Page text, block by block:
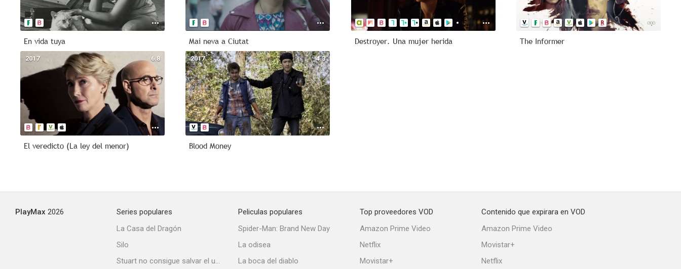
En vida tuya Mai neva a Ciutat Destroyer. Una mujer herida The Informer
6.8
2017
El veredicto (La ley del menor)
4.3
2017
Blood Money
PlayMax 2026
Series populares
La Casa del Dragón
Silo
Stuart no consigue salvar el universo
Peliculas populares
Spider-Man: Brand New Day
La odisea
La boca del diablo
Top proveedores VOD
Amazon Prime Video
Netflix
Movistar+
Contenido que expirara en VOD
Amazon Prime Video
Movistar+
Netflix